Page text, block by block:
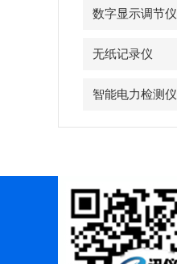
数字显示调节仪
无纸记录仪
智能电力检测仪